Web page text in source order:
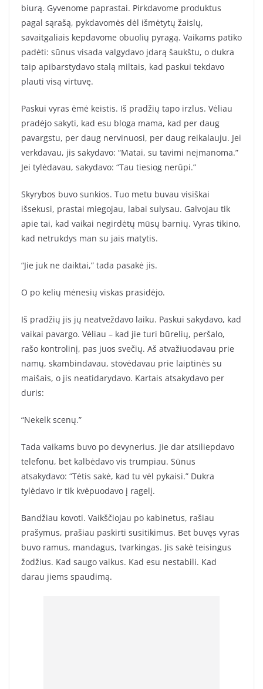
biurą. Gyvenome paprastai. Pirkdavome produktus
pagal sąrašą, pykdavomės dėl išmėtytų žaislų,
savaitgaliais kepdavome obuolių pyragą. Vaikams patiko
padėti: sūnus visada valgydavo įdarą šaukštu, o dukra
taip apibarstydavo stalą miltais, kad paskui tekdavo
plauti visą virtuvę.
Paskui vyras ėmė keistis. Iš pradžių tapo irzlus. Vėliau
pradėjo sakyti, kad esu bloga mama, kad per daug
pavargstu, per daug nervinuosi, per daug reikalauju. Jei
verkdavau, jis sakydavo: “Matai, su tavimi neįmanoma.”
Jei tylėdavau, sakydavo: “Tau tiesiog nerūpi.”
Skyrybos buvo sunkios. Tuo metu buvau visiškai
išsekusi, prastai miegojau, labai sulysau. Galvojau tik
apie tai, kad vaikai negirdėtų mūsų barnių. Vyras tikino,
kad netrukdys man su jais matytis.
“Jie juk ne daiktai,” tada pasakė jis.
O po kelių mėnesių viskas prasidėjo.
Iš pradžių jis jų neatveždavo laiku. Paskui sakydavo, kad
vaikai pavargo. Vėliau – kad jie turi būrelių, peršalo,
rašo kontrolinį, pas juos svečių. Aš atvažiuodavau prie
namų, skambindavau, stovėdavau prie laiptinės su
maišais, o jis neatidarydavo. Kartais atsakydavo per
duris:
“Nekelk scenų.”
Tada vaikams buvo po devynerius. Jie dar atsiliepdavo
telefonu, bet kalbėdavo vis trumpiau. Sūnus
atsakydavo: “Tėtis sakė, kad tu vėl pykaisi.” Dukra
tylėdavo ir tik kvėpuodavo į ragelį.
Bandžiau kovoti. Vaikščiojau po kabinetus, rašiau
prašymus, prašiau paskirti susitikimus. Bet buvęs vyras
buvo ramus, mandagus, tvarkingas. Jis sakė teisingus
žodžius. Kad saugo vaikus. Kad esu nestabili. Kad
darau jiems spaudimą.